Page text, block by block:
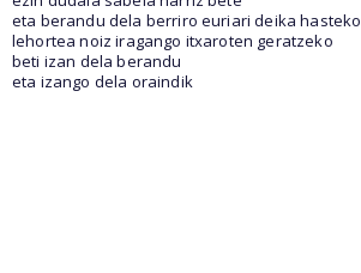
eta berandu dela berriro euriari deika hasteko
lehortea noiz iragango itxaroten geratzeko
beti izan dela berandu
eta izango dela oraindik